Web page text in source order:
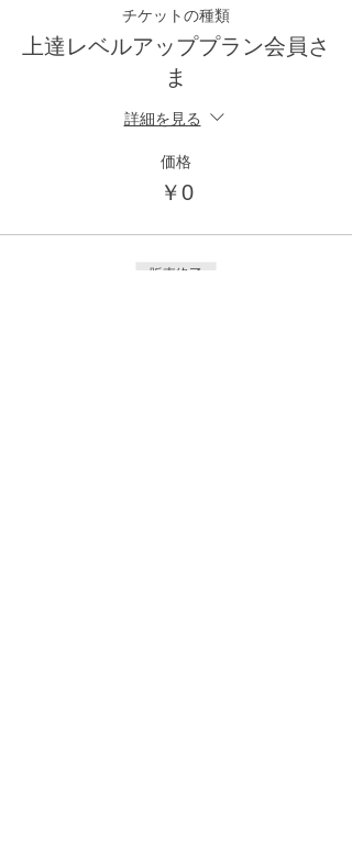
チケットの種類
上達レベルアッププラン会員さ
ま
詳細を見る
価格
￥0
販売終了